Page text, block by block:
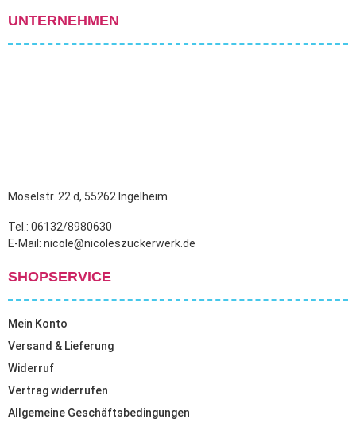
UNTERNEHMEN
Moselstr. 22 d, 55262 Ingelheim
Tel.: 06132/8980630
E-Mail: nicole@nicoleszuckerwerk.de
SHOPSERVICE
Mein Konto
Versand & Lieferung
Widerruf
Vertrag widerrufen
Allgemeine Geschäftsbedingungen